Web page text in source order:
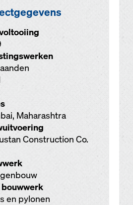
Maharashtra
Construction Co.
bouwwerk
en pylonen